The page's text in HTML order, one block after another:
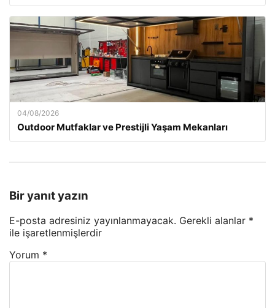
04/08/2026
Outdoor Mutfaklar ve Prestijli Yaşam Mekanları
Bir yanıt yazın
E-posta adresiniz yayınlanmayacak. Gerekli alanlar *
ile işaretlenmişlerdir
Yorum *